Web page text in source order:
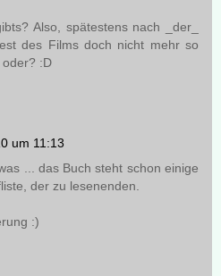
Also, spätestens nach _der_
des Films doch nicht mehr so
oder? :D
um 11:13
... das Buch steht schon einige
der zu lesenenden.
:)